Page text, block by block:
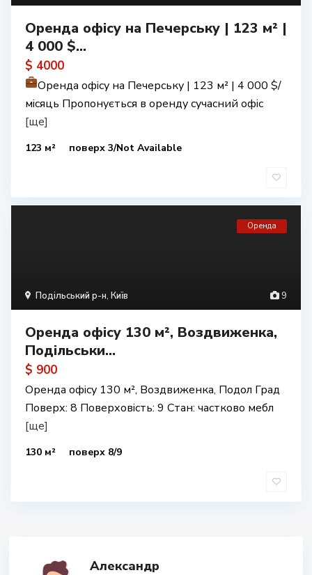
Оренда офісу на Печерську | 123 м² |
4 000 $...
$ 4000
Оренда офісу на Печерську | 123 м² | 4 000 $/
місяць Пропонується в оренду сучасний офіс
[ще]
123 м² поверх 3/Not Available
9
Подільський р-н, Київ
Оренда
Оренда офісу 130 м², Воздвиженка,
Подільськи...
$ 900
Оренда офісу 130 м², Воздвиженка, Подол Град
Поверх: 8 Поверховість: 9 Стан: частково мебл
[ще]
130 м² поверх 8/9
Александр